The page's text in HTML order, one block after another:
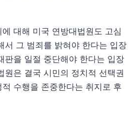
대해 미국 연방대법원도 고심
서 그 범죄를 밝혀야 한다는 입장
판을 일절 중단해야 한다는 입장
원은 결국 시민의 정치적 선택권
수행을 존중한다는 취지로 후